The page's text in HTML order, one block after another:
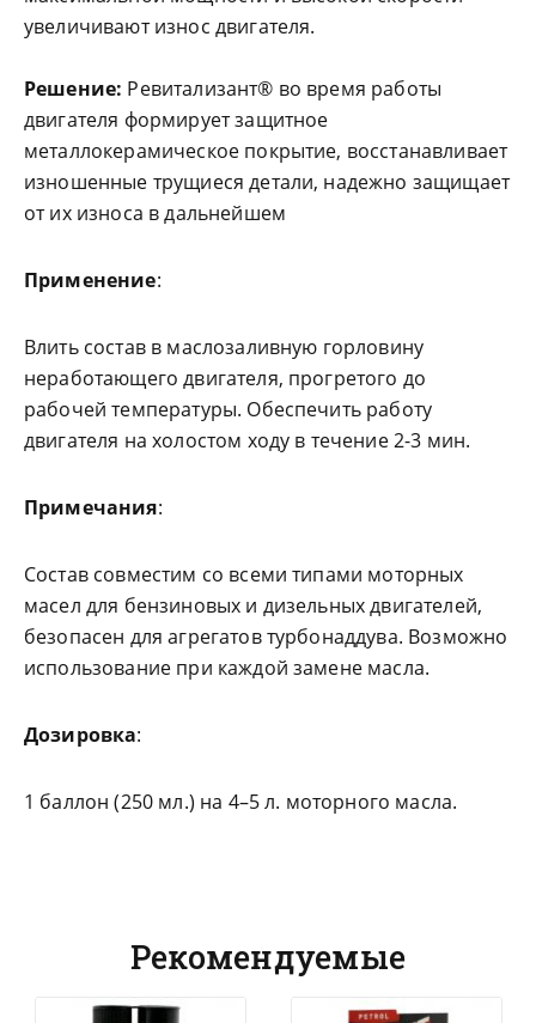
увеличивают износ двигателя.
Решение: Ревитализант® во время работы
двигателя формирует защитное
металлокерамическое покрытие, восстанавливает
изношенные трущиеся детали, надежно защищает
от их износа в дальнейшем
Применение:
Влить состав в маслозаливную горловину
неработающего двигателя, прогретого до
рабочей температуры. Обеспечить работу
двигателя на холостом ходу в течение 2-3 мин.
Примечания:
Состав совместим со всеми типами моторных
масел для бензиновых и дизельных двигателей,
безопасен для агрегатов турбонаддува. Возможно
использование при каждой замене масла.
Дозировка:
1 баллон (250 мл.) на 4–5 л. моторного масла.
Рекомендуемые